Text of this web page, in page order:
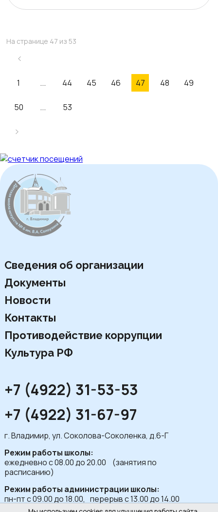
На странице 47 из 53
1 ... 44 45 46 47 48 49
50 ... 53
Сведения об организации
Документы
Новости
Контакты
Противодействие коррупции
Культура РФ
+7 (4922) 31-53-53
+7 (4922) 31-67-97
г. Владимир, ул. Соколова-Соколенка, д.6-Г
Режим работы школы:
ежедневно с 08.00 до 20.00 (занятия по
расписанию)
Режим работы администрации школы:
пн-пт с 09.00 до 18.00, перерыв с 13.00 до 14.00